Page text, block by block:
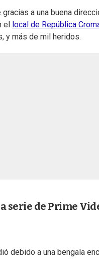
a una buena
local de República
y más de mil heridos.
serie de Prime
debido a una bengala